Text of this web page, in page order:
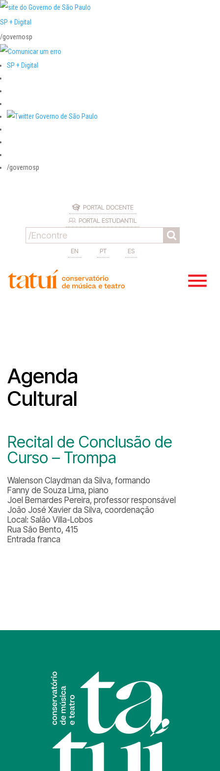
SP + Digital
/governosp
SP + Digital
/governosp
PORTAL DOCENTE
PORTAL ESTUDANTIL
EN PT ES
Agenda
Cultural
Recital de Conclusão de
Curso – Trompa
Walenson Claydman da Silva, formando
Fanny de Souza Lima, piano
Joel Bernardes Pereira, professor responsável
João José Xavier da Silva, coordenação
Local: Salão Villa-Lobos
Rua São Bento, 415
Entrada franca